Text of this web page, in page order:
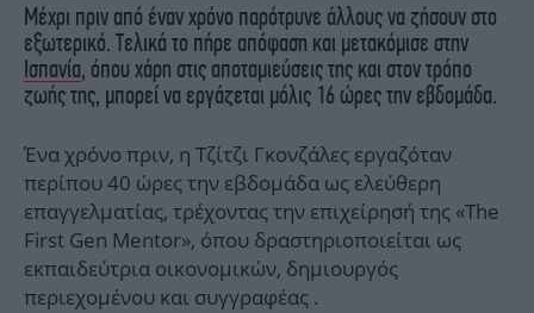
Μέχρι πριν από έναν χρόνο παρότρυνε άλλους να ζήσουν στο
εξωτερικό. Τελικά το πήρε απόφαση και μετακόμισε στην
Ισπανία, όπου χάρη στις αποταμιεύσεις της και στον τρόπο
ζωής της, μπορεί να εργάζεται μόλις 16 ώρες την εβδομάδα.
Ένα χρόνο πριν, η Τζίτζι Γκονζάλες εργαζόταν
περίπου 40 ώρες την εβδομάδα ως ελεύθερη
επαγγελματίας, τρέχοντας την επιχείρησή της «The
First Gen Mentor», όπου δραστηριοποιείται ως
εκπαιδεύτρια οικονομικών, δημιουργός
περιεχομένου και συγγραφέας .